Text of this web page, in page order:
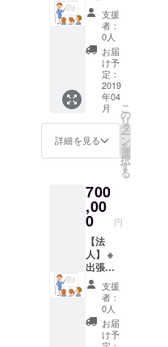
情報を
お届け
する
Line@
の登録
にて無
料配布
通費別
途実
費） フ
ロスを
併用し
た歯磨
きでお
口を綺
麗に保
つこと
は、ビ
ジネス
パーソ
てのエ
チケッ
トとし
て必要
です。
また生
活習慣
病の予
防にも
繋がる
ので、
社員様
オーラ
ルケ
ア」
Dr.Hap
py's
Floss
ベイ
シック
フロス
サービ
スお一
人10分
9:30-
で、実
施日数
は人数
により
ます。
（宿泊
費、交
通費別
途実
費） フ
ロスを
併用し
ロス
サービ
ス従業
員様100
名まで
歯科衛
生士に
よる60
分間の
セミ
ナー
「日本
人の８
周病！
います
ぐ実践
すべ
き、ス
ウェー
デン式
オーラ
ルケ
ア」
Dr.Hap
py's
支援
者：
0人
お届
け予
定：
2019
年04
月
詳細を見る
こ
の
リ
タ
ー
ン
を
選
択
す
る
700
,00
0 円
【法
人】 ※
出張フ
ロス
サービ
ス従業
員様150
名まで
支援
者：
0人
お届
け予